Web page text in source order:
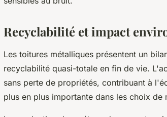
Recyclabilité et impact
Les toitures métalliques présentent un
recyclabilité quasi-totale en fin de vie.
sans perte de propriétés, contribuant à
plus en plus importante dans les choix de